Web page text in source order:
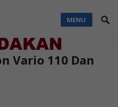
MENU
Vario 110 Dan